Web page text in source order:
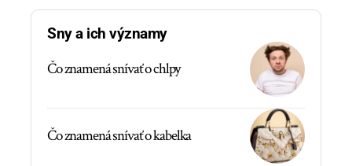
Sny a ich významy
Čo znamená snívať o chlpy
Čo znamená snívať o kabelka